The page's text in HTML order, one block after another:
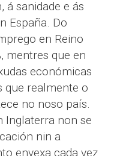
á sanidade e ás
España. Do
en Reino
mentres que en
económicas
que realmente o
no noso país.
Inglaterra non se
nin a
envexa cada vez